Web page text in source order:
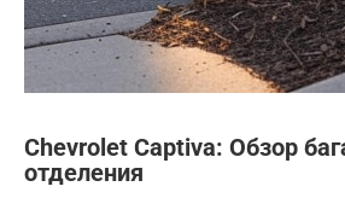
Chevrolet Captiva: Обзор
отделения